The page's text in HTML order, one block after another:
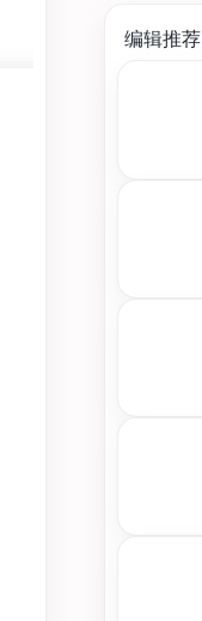
编辑推荐